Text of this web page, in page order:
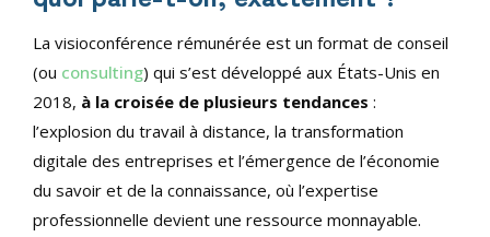
La visioconférence rémunérée est un format de conseil
(ou consulting) qui s’est développé aux États-Unis en
2018, à la croisée de plusieurs tendances :
l’explosion du travail à distance, la transformation
digitale des entreprises et l’émergence de l’économie
du savoir et de la connaissance, où l’expertise
professionnelle devient une ressource monnayable.